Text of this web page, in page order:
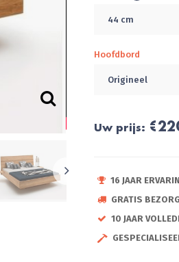
44 cm
Hoofdbord
Origineel
Uw prijs:
16 JAAR
GRATIS
10 JAAR